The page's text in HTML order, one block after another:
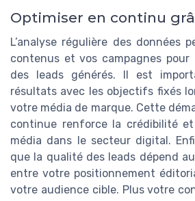
Optimiser en continu
L’analyse régulière des données
contenus et vos campagnes pour
des leads générés. Il est
résultats avec les objectifs fixés
votre média de marque. Cette
continue renforce la crédibilité
média dans le secteur digital.
que la qualité des leads dépend
entre votre positionnement
votre audience cible. Plus votre